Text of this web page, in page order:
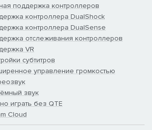
поддержка контроллеров
контроллера DualShock
контроллера DualSense
отслеживания контроллеров
VR
субтитров
управление громкостью
звук
играть без QTE
Cloud